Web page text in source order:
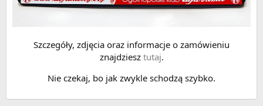
Szczegóły, zdjęcia oraz informacje o zamówieniu
znajdziesz tutaj.
Nie czekaj, bo jak zwykle schodzą szybko.